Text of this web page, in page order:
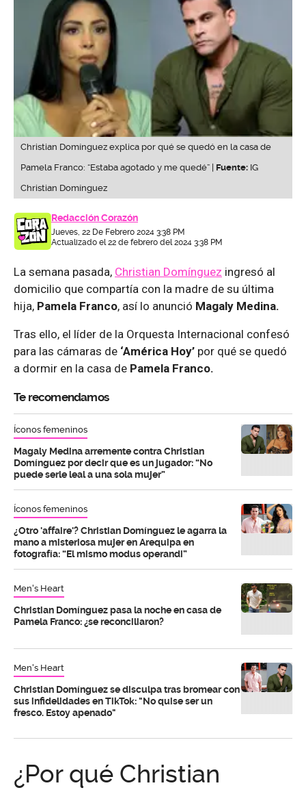
Christian Domínguez explica por qué se quedó en la casa de
Pamela Franco: “Estaba agotado y me quedé” | Fuente: IG
Christian Domínguez
Redacción Corazón
Jueves, 22 De Febrero 2024 3:38 PM
Actualizado el 22 de febrero del 2024 3:38 PM
La semana pasada, Christian Domínguez ingresó al
domicilio que compartía con la madre de su última
hija, Pamela Franco, así lo anunció Magaly Medina.
Tras ello, el líder de la Orquesta Internacional confesó
para las cámaras de ‘América Hoy’ por qué se quedó
a dormir en la casa de Pamela Franco.
Te recomendamos
Íconos femeninos
Magaly Medina arremente contra Christian
Domínguez por decir que es un jugador: “No
puede serle leal a una sola mujer”
Íconos femeninos
¿Otro 'affaire'? Christian Domínguez le agarra la
mano a misteriosa mujer en Arequipa en
fotografía: “El mismo modus operandi”
Men's Heart
Christian Domínguez pasa la noche en casa de
Pamela Franco: ¿se reconciliaron?
Men's Heart
Christian Domínguez se disculpa tras bromear con
sus infidelidades en TikTok: "No quise ser un
fresco. Estoy apenado"
¿Por qué Christian